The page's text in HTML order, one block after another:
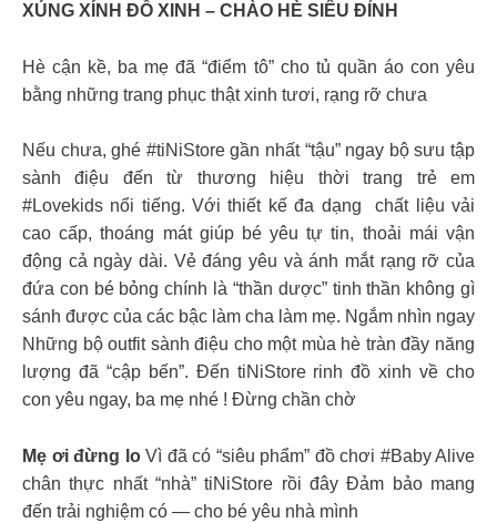
XÚNG XÍNH ĐỒ XINH – CHÀO HÈ SIÊU ĐỈNH
Hè cận kề, ba mẹ đã “điểm tô” cho tủ quần áo con yêu
bằng những trang phục thật xinh tươi, rạng rỡ chưa
Nếu chưa, ghé #tiNiStore gần nhất “tậu” ngay bộ sưu tập
sành điệu đến từ thương hiệu thời trang trẻ em
#Lovekids nổi tiếng. Với thiết kế đa dạng ️ chất liệu vải
cao cấp, thoáng mát giúp bé yêu tự tin, thoải mái vận
động cả ngày dài. Vẻ đáng yêu và ánh mắt rạng rỡ của
đứa con bé bỏng chính là “thần dược” tinh thần không gì
sánh được của các bậc làm cha làm mẹ. Ngắm nhìn ngay
Những bộ outfit sành điệu cho một mùa hè tràn đầy năng
lượng đã “cập bến”. Đến tiNiStore rinh đồ xinh về cho
con yêu ngay, ba mẹ nhé ! Đừng chần chờ
Mẹ ơi đừng lo Vì đã có “siêu phẩm” đồ chơi #Baby Alive
chân thực nhất “nhà” tiNiStore rồi đây Đảm bảo mang
đến trải nghiệm có — cho bé yêu nhà mình